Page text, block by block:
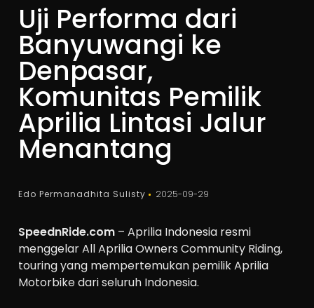
Uji Performa dari
Banyuwangi ke
Denpasar,
Komunitas Pemilik
Aprilia Lintasi Jalur
Menantang
Edo Permanadhita Sulisty 2025-09-29
SpeednRide.com – Aprilia Indonesia resmi
menggelar All Aprilia Owners Community Riding,
touring yang mempertemukan pemilik Aprilia
Motorbike dari seluruh Indonesia.